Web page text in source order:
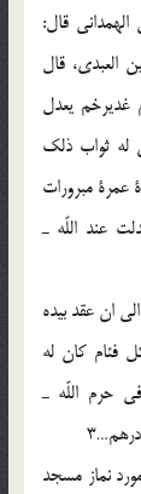
قال:
العبدی، قال
غدیرخم یعدل
له ثواب ذلک
مبرورات
عند اللّه ـ
ان عقد بیده
فئام کان له
حرم اللّه ـ
نماز مسجد